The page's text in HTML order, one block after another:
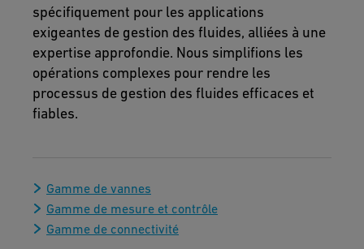
spécifiquement pour les applications
exigeantes de gestion des fluides, alliées à une
expertise approfondie. Nous simplifions les
opérations complexes pour rendre les
processus de gestion des fluides efficaces et
fiables.
Gamme de vannes
Gamme de mesure et contrôle
Gamme de connectivité